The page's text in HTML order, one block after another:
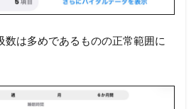
数は多めであるものの正常範囲に